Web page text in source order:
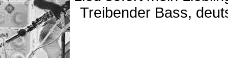
Treibender Bass,